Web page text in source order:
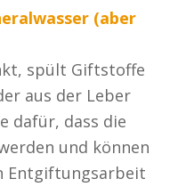
(aber
spült Giftstoffe
aus der Leber
dafür, dass die
und können
Entgiftungsarbeit